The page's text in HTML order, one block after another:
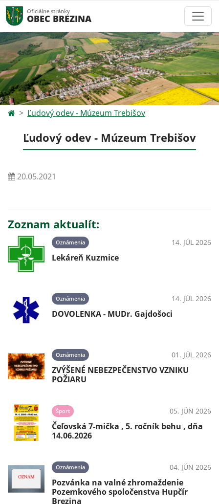
Oficiálne stránky
OBEC BREZINA
Ľudový odev - Múzeum Trebišov
Ľudový odev - Múzeum Trebišov
20.05.2021
Zoznam aktualít:
Oznámenia 14. JÚL 2026
Lekáreň Kuzmice
Oznámenia 14. JÚL 2026
DOVOLENKA - MUDr. Gajdošoci
Oznámenia 01. JÚL 2026
ZVÝŠENÉ NEBEZPEČENSTVO VZNIKU
POŽIARU
Šport 05. JÚN 2026
Čeľovská 7-mička , 5. ročník behu , dňa
14.06.2026
Oznámenia 04. JÚN 2026
Pozvánka na valné zhromaždenie
Pozemkového spoločenstva Hupčír
Brezina